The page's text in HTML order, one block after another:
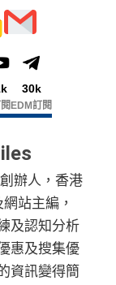
入至認可信用
過任何Citiba
，不過要留
PayMe/Wech
red-apply
hsbc-red-for
🎯38新會員額
：
期計劃，獲批
個月或以上還
里）
30k
EDM訂閱
辦人，香港
站主編，
及認知分析
惠及搜集優
資訊變得簡